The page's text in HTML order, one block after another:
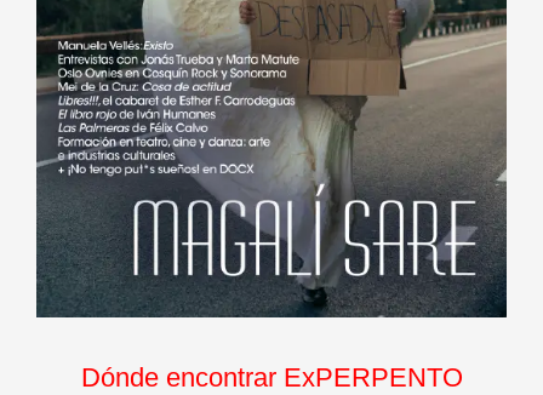
Dónde encontrar ExPERPENTO